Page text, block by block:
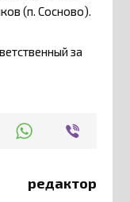
(п. Сосново).
за
редактор